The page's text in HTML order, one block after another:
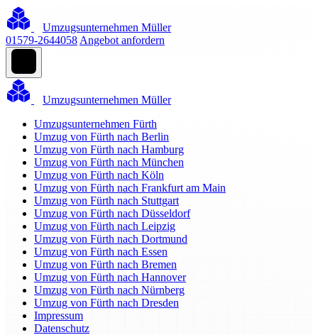
Umzugsunternehmen Müller
01579-2644058 Angebot anfordern
Umzugsunternehmen Müller
Umzugsunternehmen Fürth
Umzug von Fürth nach Berlin
Umzug von Fürth nach Hamburg
Umzug von Fürth nach München
Umzug von Fürth nach Köln
Umzug von Fürth nach Frankfurt am Main
Umzug von Fürth nach Stuttgart
Umzug von Fürth nach Düsseldorf
Umzug von Fürth nach Leipzig
Umzug von Fürth nach Dortmund
Umzug von Fürth nach Essen
Umzug von Fürth nach Bremen
Umzug von Fürth nach Hannover
Umzug von Fürth nach Nürnberg
Umzug von Fürth nach Dresden
Impressum
Datenschutz